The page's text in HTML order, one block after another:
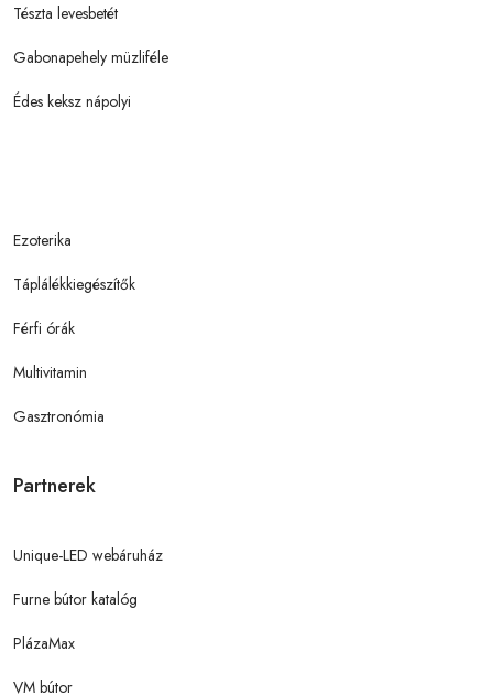
Tészta levesbetét
Gabonapehely müzliféle
Édes keksz nápolyi
Ezoterika
Táplálékkiegészítők
Férfi órák
Multivitamin
Gasztronómia
Partnerek
Unique-LED webáruház
Furne bútor katalóg
PlázaMax
VM bútor